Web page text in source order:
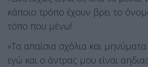
κάποιο τρόπο έχουν βρει το
τόπο που μένω!
»Τα απαίσια σχόλια και
εγώ και ο άντρας μου είναι